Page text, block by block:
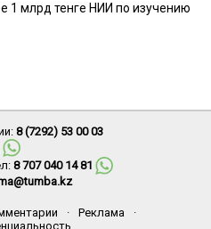
1 млрд тенге НИИ по изучению
8 (7292) 53 00 03
8 707 040 14 81
· Реклама
·